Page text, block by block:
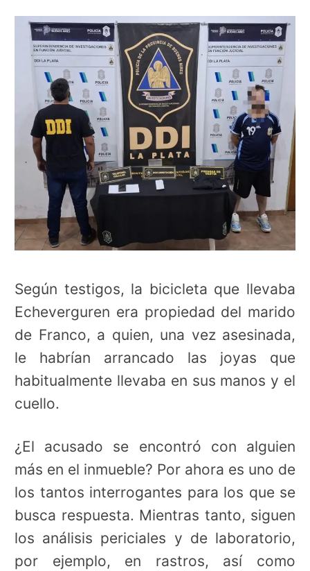
Según testigos, la bicicleta que llevaba
Echeverguren era propiedad del marido
de Franco, a quien, una vez asesinada,
le habrían arrancado las joyas que
habitualmente llevaba en sus manos y el
cuello.
¿El acusado se encontró con alguien
más en el inmueble? Por ahora es uno de
los tantos interrogantes para los que se
busca respuesta. Mientras tanto, siguen
los análisis periciales y de laboratorio,
por ejemplo, en rastros, así como